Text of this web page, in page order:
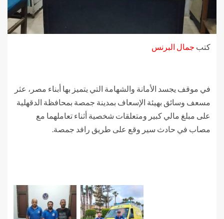
كتب جمال البرنس
في موقف يجسد الأمانة والشهامة التي يتميز بها أبناء مصر، عثر
مسعف وسائق بهيئة الإسعاف بمدينة جمصة بمحافظة الدقهلية
على مبلغ مالي كبير ومتعلقات شخصية أثناء تعاملهما مع
مصاب في حادث سير وقع على طريق رافد جمصة.